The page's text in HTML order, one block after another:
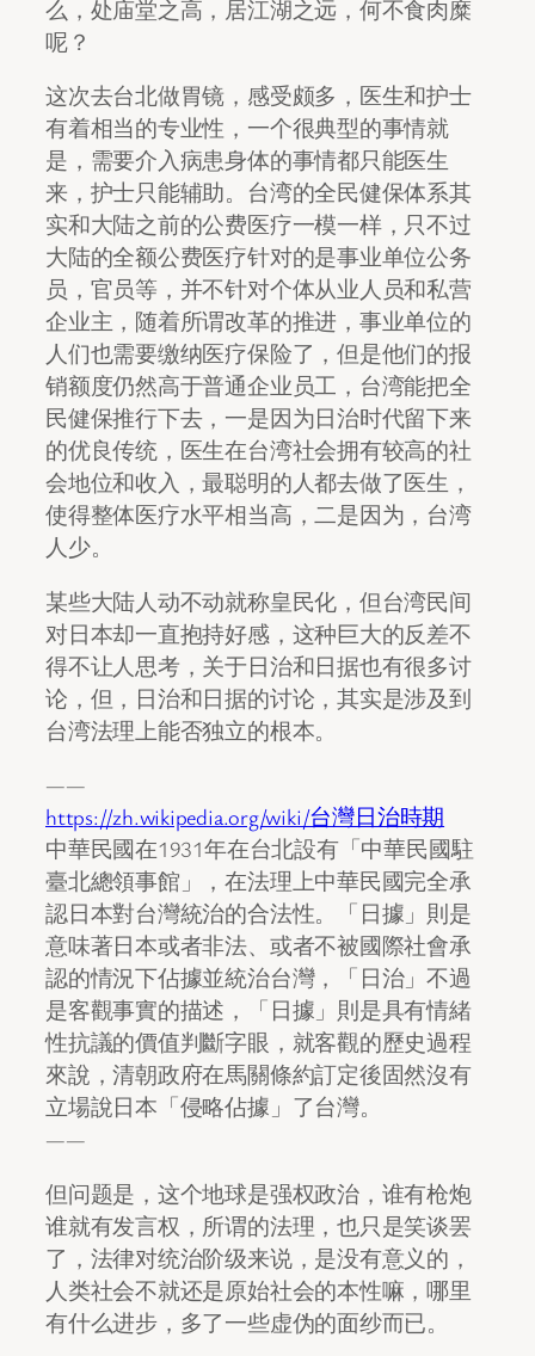
么，处庙堂之高，居江湖之远，何不食肉糜
呢？
这次去台北做胃镜，感受颇多，医生和护士
有着相当的专业性，一个很典型的事情就
是，需要介入病患身体的事情都只能医生
来，护士只能辅助。台湾的全民健保体系其
实和大陆之前的公费医疗一模一样，只不过
大陆的全额公费医疗针对的是事业单位公务
员，官员等，并不针对个体从业人员和私营
企业主，随着所谓改革的推进，事业单位的
人们也需要缴纳医疗保险了，但是他们的报
销额度仍然高于普通企业员工，台湾能把全
民健保推行下去，一是因为日治时代留下来
的优良传统，医生在台湾社会拥有较高的社
会地位和收入，最聪明的人都去做了医生，
使得整体医疗水平相当高，二是因为，台湾
人少。
某些大陆人动不动就称皇民化，但台湾民间
对日本却一直抱持好感，这种巨大的反差不
得不让人思考，关于日治和日据也有很多讨
论，但，日治和日据的讨论，其实是涉及到
台湾法理上能否独立的根本。
——
https://zh.wikipedia.org/wiki/台灣日治時期
中華民國在1931年在台北設有「中華民國駐
臺北總領事館」，在法理上中華民國完全承
認日本對台灣統治的合法性。「日據」則是
意味著日本或者非法、或者不被國際社會承
認的情況下佔據並統治台灣，「日治」不過
是客觀事實的描述，「日據」則是具有情緒
性抗議的價值判斷字眼，就客觀的歷史過程
來說，清朝政府在馬關條約訂定後固然沒有
立場說日本「侵略佔據」了台灣。
——
但问题是，这个地球是强权政治，谁有枪炮
谁就有发言权，所谓的法理，也只是笑谈罢
了，法律对统治阶级来说，是没有意义的，
人类社会不就还是原始社会的本性嘛，哪里
有什么进步，多了一些虚伪的面纱而已。